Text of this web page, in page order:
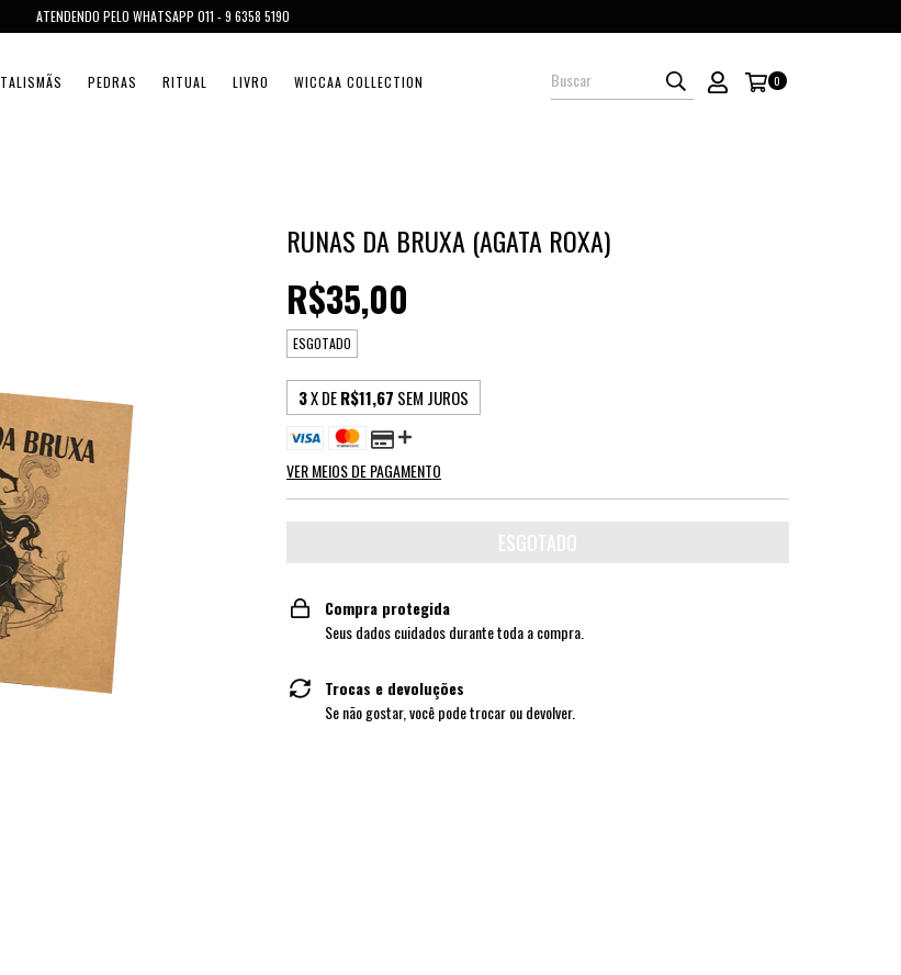
ATENDENDO PELO WHATSAPP 011 - 9 6358 5190
TALISMÃS PEDRAS RITUAL LIVRO WICCAA COLLECTION 0
RUNAS DA BRUXA (AGATA ROXA)
R$35,00
ESGOTADO
3X DER$11,67 SEM JUROS
VER MEIOS DE PAGAMENTO
Compra protegida
Seus dados cuidados durante toda a compra.
Trocas e devoluções
Se não gostar, você pode trocar ou devolver.